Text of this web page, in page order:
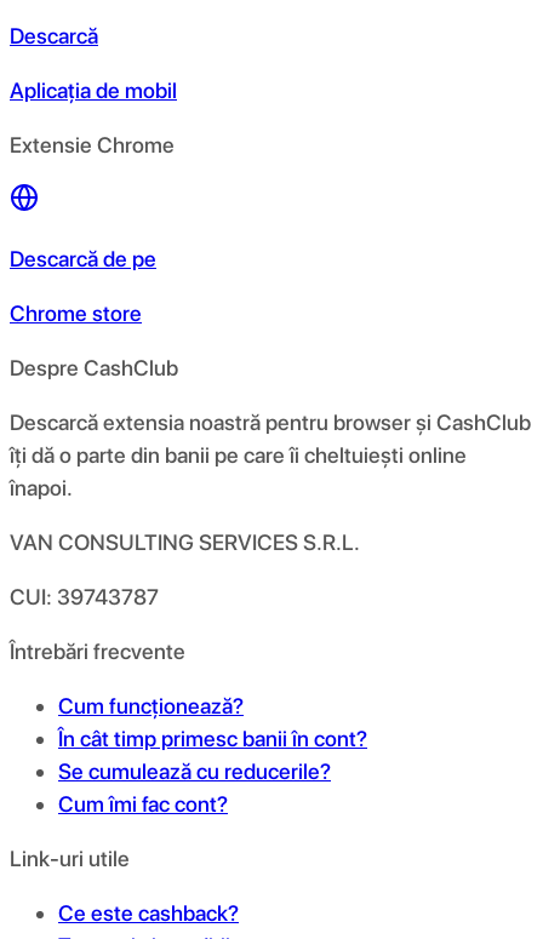
Descarcă
Aplicația de mobil
Extensie Chrome
Descarcă de pe
Chrome store
Despre CashClub
Descarcă extensia noastră pentru browser și CashClub
îți dă o parte din banii pe care îi cheltuiești online
înapoi.
VAN CONSULTING SERVICES S.R.L.
CUI: 39743787
Întrebări frecvente
Cum funcționează?
În cât timp primesc banii în cont?
Se cumulează cu reducerile?
Cum îmi fac cont?
Link-uri utile
Ce este cashback?